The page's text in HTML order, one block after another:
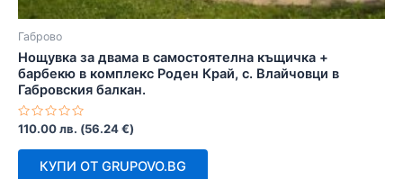
Габрово
Нощувка за двама в самостоятелна къщичка +
барбекю в комплекс Роден Край, с. Влайчовци в
Габровския балкан.
Оценено
0
110.00лв. (56.24€)
КУПИ ОТ GRUPOVO.BG